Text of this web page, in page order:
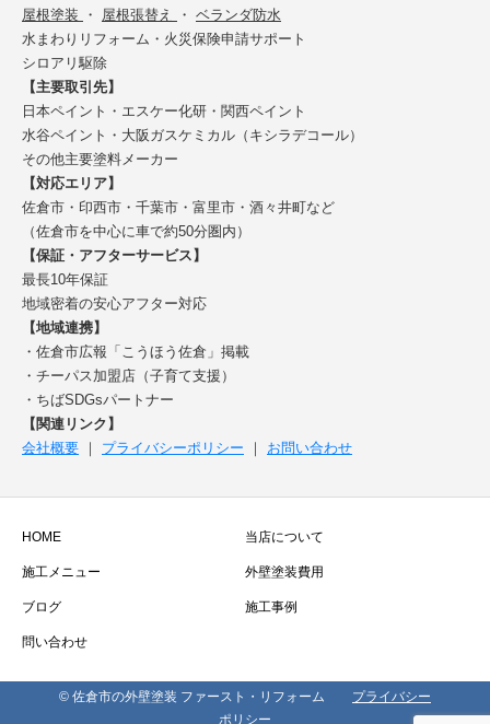
屋根塗装
・ 屋根張替え ・ ベランダ防水
水まわりリフォーム・火災保険申請サポート
シロアリ駆除
【主要取引先】
日本ペイント・エスケー化研・関西ペイント
水谷ペイント・大阪ガスケミカル（キシラデコール）
その他主要塗料メーカー
【対応エリア】
佐倉市・印西市・千葉市・富里市・酒々井町など
（佐倉市を中心に車で約50分圏内）
【保証・アフターサービス】
最長10年保証
地域密着の安心アフター対応
【地域連携】
・佐倉市広報「こうほう佐倉」掲載
・チーパス加盟店（子育て支援）
・ちばSDGsパートナー
【関連リンク】
会社概要 ｜ プライバシーポリシー ｜ お問い合わせ
HOME 当店について
施工メニュー 外壁塗装費用
ブログ 施工事例
問い合わせ
© 佐倉市の外壁塗装 ファースト・リフォーム
プライバシー
ポリシー